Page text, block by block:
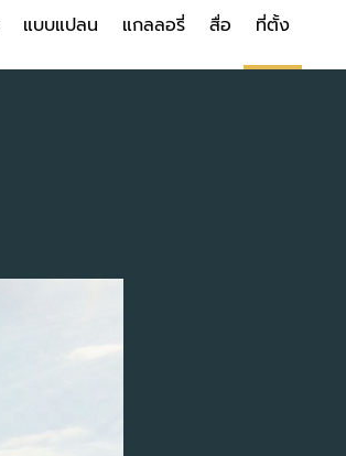
แบบแปลน แกลลอรี่ สื่อ ที่ตั้ง